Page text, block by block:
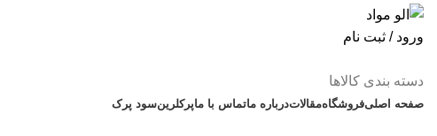
ورود / ثبت نام
دسته بندی کالاها
صفحه اصلیفروشگاهمقالاتدرباره ماتماس با ماپرکلرینسود پرک